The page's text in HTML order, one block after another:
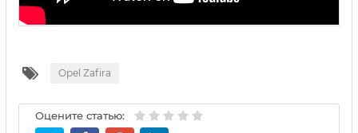
Opel Zafira
Оцените статью: